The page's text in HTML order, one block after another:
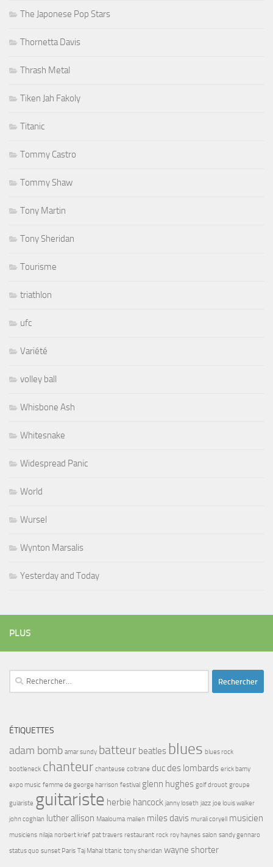
The Japonese Pop Stars
Thornetta Davis
Thrash Metal
Tiken Jah Fakoly
Titanic
Tommy Castro
Tommy Shaw
Tony Martin
Tony Sheridan
Tourisme
triathlon
ufc
Variété
volley ball
Whisbone Ash
Whitesnake
Widespread Panic
World
Wursel
Wynton Marsalis
Yesterday and Today
PLUS
Rechercher :
ÉTIQUETTES
adam bomb amar sundy batteur beatles blues blues rock
bootleneck chanteur chanteuse coltrane duc des lombards erick bamy
expo music femme de george harrison festival glenn hughes golf drouot groupe
guiariste guitariste herbie hancock janny loseth jazz joe louis walker
john coghlan luther allison Maalouma malien miles davis murali coryell musicien
musiciens nilaja norbert krief pat travers restaurant rock roy haynes salon sandy gennaro
status quo sunset Paris Taj Mahal titanic tony sheridan wayne shorter